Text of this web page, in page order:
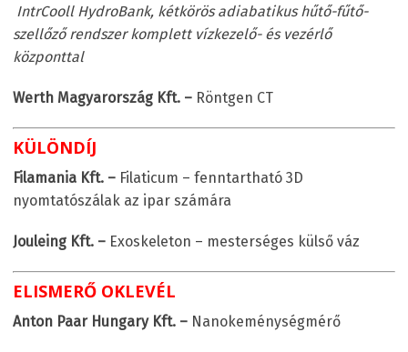
IntrCooll HydroBank, kétkörös adiabatikus hűtő-fűtő-
szellőző rendszer komplett vízkezelő- és vezérlő
központtal
Werth Magyarország Kft. – Röntgen CT
KÜLÖNDÍJ
Filamania Kft. – Filaticum – fenntartható 3D
nyomtatószálak az ipar számára
Jouleing Kft. – Exoskeleton – mesterséges külső váz
ELISMERŐ OKLEVÉL
Anton Paar Hungary Kft. – Nanokeménységmérő